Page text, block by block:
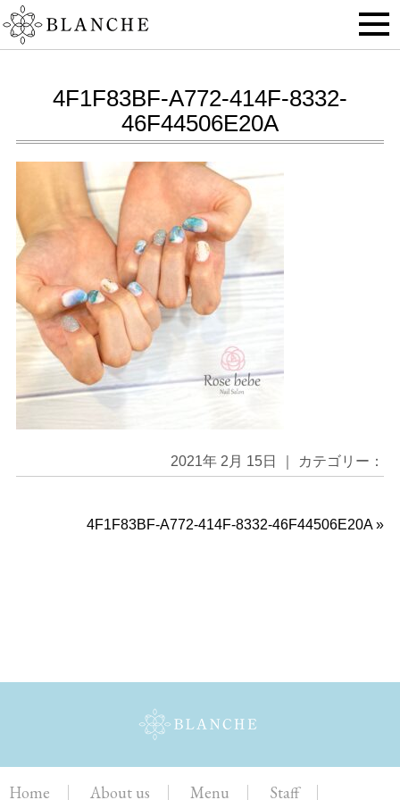
4F1F83BF-A772-414F-8332-
46F44506E20A
2021年 2月 15日 ｜ カテゴリー：
4F1F83BF-A772-414F-8332-46F44506E20A»
Home About us Menu Staff